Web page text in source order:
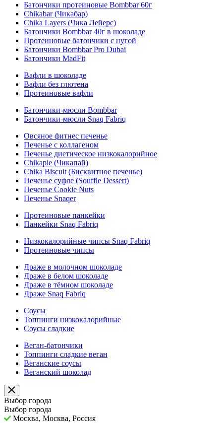
Батончики протеиновые Bombbar 60г
Chikabar (Чикабар)
Chika Layers (Чика Лейерс)
Батончики Bombbar 40г в шоколаде
Протеиновые батончики с нугой
Батончики Bombbar Pro Dubai
Батончики MadFit
Вафли в шоколаде
Вафли без глютена
Протеиновые вафли
Батончики-мюсли Bombbar
Батончики-мюсли Snaq Fabriq
Овсяное фитнес печенье
Печенье с коллагеном
Печенье диетическое низкокалорийное
Chikapie (Чикапай)
Chika Biscuit (Бисквитное печенье)
Печенье суфле (Souffle Dessert)
Печенье Cookie Nuts
Печенье Snaqer
Протеиновые панкейки
Панкейки Snaq Fabriq
Низкокалорийные чипсы Snaq Fabriq
Протеиновые чипсы
Драже в молочном шоколаде
Драже в белом шоколаде
Драже в тёмном шоколаде
Драже Snaq Fabriq
Соусы
Топпинги низкокалорийные
Соусы сладкие
Веган-батончики
Топпинги сладкие веган
Веганские соусы
Веганский шоколад
Выбор города
Выбор города
Москва, Москва, Россия